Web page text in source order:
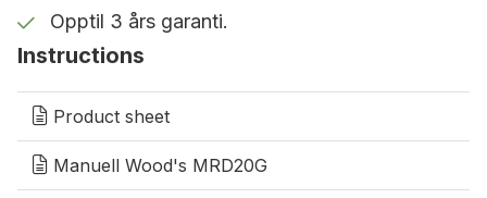
Brukervennlig og fleksibel
MRD20G er enkel å bruke med et oversiktlig
berøringspanel der du stiller inn ønsket
luftfuktighetsnivå. Den programmerbare timeren
gjør det enkelt å tilpasse avfuktingen til dine
behov.
Opptil 3 års garanti.
Instructions
Product sheet
Manuell Wood's MRD20G